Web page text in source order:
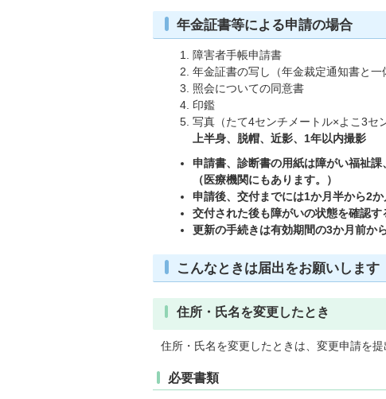
年金証書等による申請の場合
障害者手帳申請書
年金証書の写し（年金裁定通知書と一
照会についての同意書
印鑑
写真（たて4センチメートル×よこ3セ
上半身、脱帽、近影、1年以内撮影
申請書、診断書の用紙は障がい福祉課
（医療機関にもあります。）
申請後、交付までには1か月半から2か
交付された後も障がいの状態を確認す
更新の手続きは有効期間の3か月前か
こんなときは届出をお願いします
住所・氏名を変更したとき
住所・氏名を変更したときは、変更申請を提
必要書類